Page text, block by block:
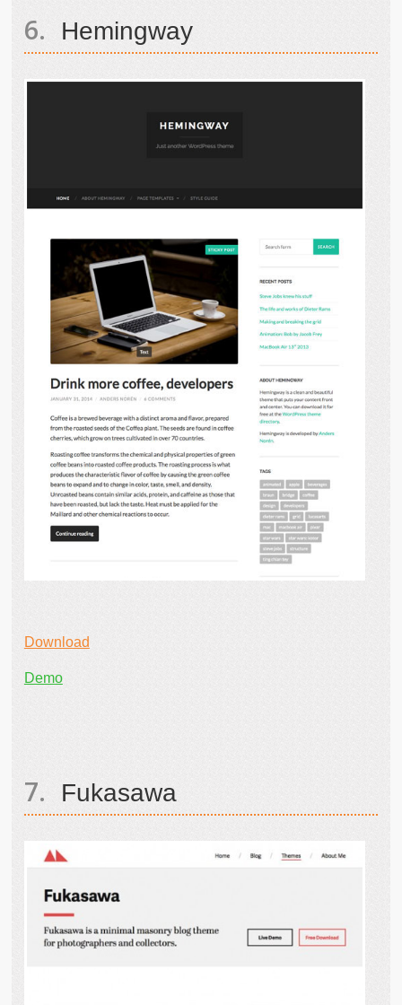
Hemingway
Download
Demo
Fukasawa